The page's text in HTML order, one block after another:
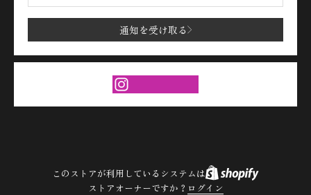
通知を受け取る
このストアが利用しているシステムは
ストアオーナーですか？ ログイン